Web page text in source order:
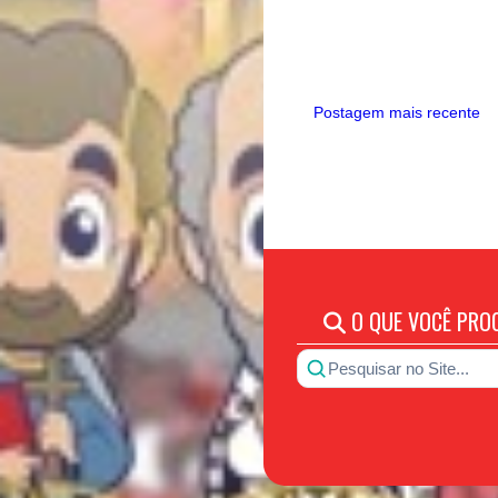
Postagem mais recente
O QUE VOCÊ
Pesquisar no Site...